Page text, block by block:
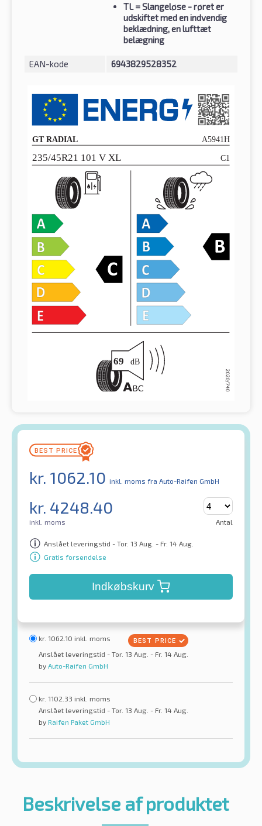
TL= Slangeløse - røret er
udskiftet med en indvendig
beklædning, en lufttæt
belægning
EAN-kode 6943829528352
kr. 1062.10 inkl. moms fra Auto-Raifen GmbH
kr. 4248.40
inkl. moms Antal
Anslået leveringstid - Tor. 13 Aug. - Fr. 14 Aug.
Gratis forsendelse
Indkøbskurv
kr. 1062.10 inkl. moms
Anslået leveringstid - Tor. 13 Aug. - Fr. 14 Aug.
by Auto-Raifen GmbH
kr. 1102.33 inkl. moms
Anslået leveringstid - Tor. 13 Aug. - Fr. 14 Aug.
by Raifen Paket GmbH
Beskrivelse af produktet